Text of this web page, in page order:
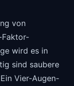
von
Faktor-
wird es in
sind saubere
Vier-Augen-